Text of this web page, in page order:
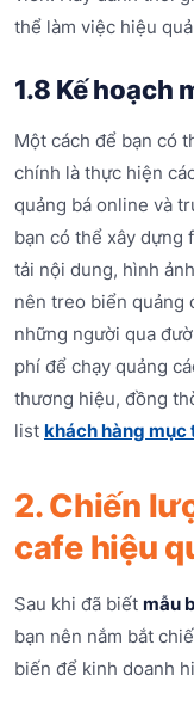
thể làm việc hiệu
1.8 Kế hoạch
Một cách để bạn có
chính là thực hiện
quảng bá online và
bạn có thể xây dựng
tải nội dung, hình
nên treo biển quảng
những người qua
phí để chạy quảng
thương hiệu, đồng
list khách hàng mục
2. Chiến
cafe hiệu
Sau khi đã biết mẫu
bạn nên nắm bắt
biến để kinh doanh